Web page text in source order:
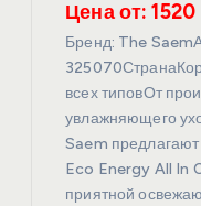
Цена от: 1520
Бренд: The
всех типовОт
увлажняющего
Saem
Eco Energy All In
приятной